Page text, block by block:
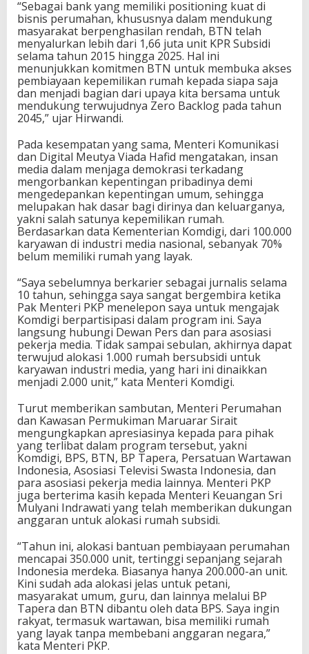
“Sebagai bank yang memiliki positioning kuat di
bisnis perumahan, khususnya dalam mendukung
masyarakat berpenghasilan rendah, BTN telah
menyalurkan lebih dari 1,66 juta unit KPR Subsidi
selama tahun 2015 hingga 2025. Hal ini
menunjukkan komitmen BTN untuk membuka akses
pembiayaan kepemilikan rumah kepada siapa saja
dan menjadi bagian dari upaya kita bersama untuk
mendukung terwujudnya Zero Backlog pada tahun
2045,” ujar Hirwandi.
Pada kesempatan yang sama, Menteri Komunikasi
dan Digital Meutya Viada Hafid mengatakan, insan
media dalam menjaga demokrasi terkadang
mengorbankan kepentingan pribadinya demi
mengedepankan kepentingan umum, sehingga
melupakan hak dasar bagi dirinya dan keluarganya,
yakni salah satunya kepemilikan rumah.
Berdasarkan data Kementerian Komdigi, dari 100.000
karyawan di industri media nasional, sebanyak 70%
belum memiliki rumah yang layak.
“Saya sebelumnya berkarier sebagai jurnalis selama
10 tahun, sehingga saya sangat bergembira ketika
Pak Menteri PKP menelepon saya untuk mengajak
Komdigi berpartisipasi dalam program ini. Saya
langsung hubungi Dewan Pers dan para asosiasi
pekerja media. Tidak sampai sebulan, akhirnya dapat
terwujud alokasi 1.000 rumah bersubsidi untuk
karyawan industri media, yang hari ini dinaikkan
menjadi 2.000 unit,” kata Menteri Komdigi.
Turut memberikan sambutan, Menteri Perumahan
dan Kawasan Permukiman Maruarar Sirait
mengungkapkan apresiasinya kepada para pihak
yang terlibat dalam program tersebut, yakni
Komdigi, BPS, BTN, BP Tapera, Persatuan Wartawan
Indonesia, Asosiasi Televisi Swasta Indonesia, dan
para asosiasi pekerja media lainnya. Menteri PKP
juga berterima kasih kepada Menteri Keuangan Sri
Mulyani Indrawati yang telah memberikan dukungan
anggaran untuk alokasi rumah subsidi.
“Tahun ini, alokasi bantuan pembiayaan perumahan
mencapai 350.000 unit, tertinggi sepanjang sejarah
Indonesia merdeka. Biasanya hanya 200.000-an unit.
Kini sudah ada alokasi jelas untuk petani,
masyarakat umum, guru, dan lainnya melalui BP
Tapera dan BTN dibantu oleh data BPS. Saya ingin
rakyat, termasuk wartawan, bisa memiliki rumah
yang layak tanpa membebani anggaran negara,”
kata Menteri PKP.